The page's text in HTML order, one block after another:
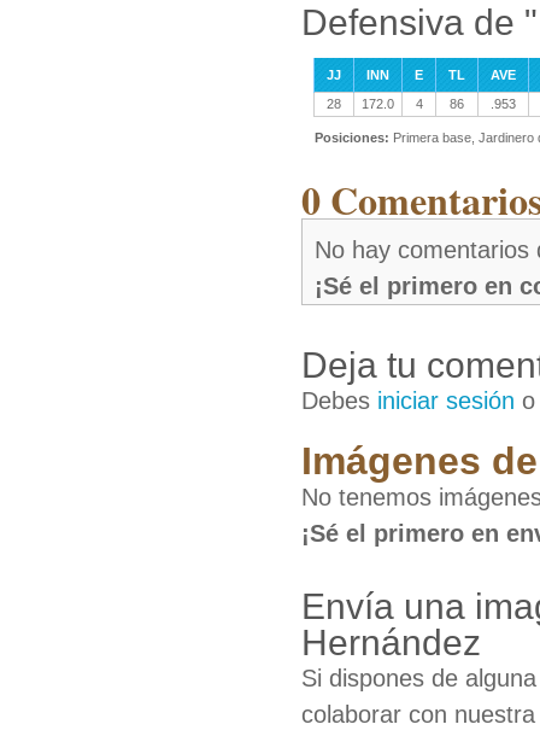
Defensiva de
JJ INN E TL
AVE
28
172.0 4 86 .953
Posiciones: Primera base, Jardinero
0
No hay comentarios
¡Sé el primero en
Deja tu
Debes iniciar sesión
Imágenes
No tenemos
¡Sé el primero en
Envía una
Hernández
Si dispones de
colaborar con